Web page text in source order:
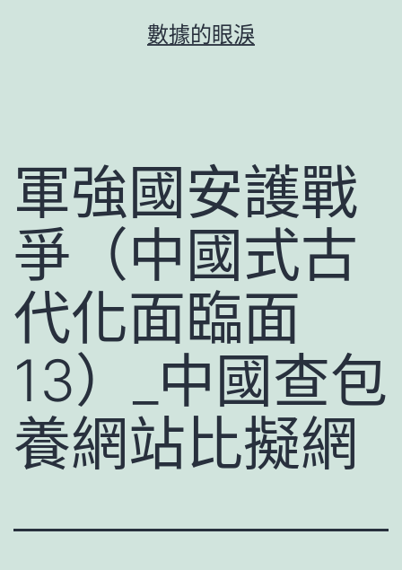
數據的眼淚
軍強國安護戰
爭（中國式古
代化面臨面
13）_中國查包
養網站比擬網